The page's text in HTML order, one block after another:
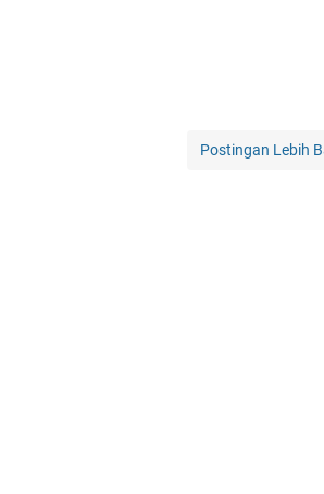
Postingan Lebih